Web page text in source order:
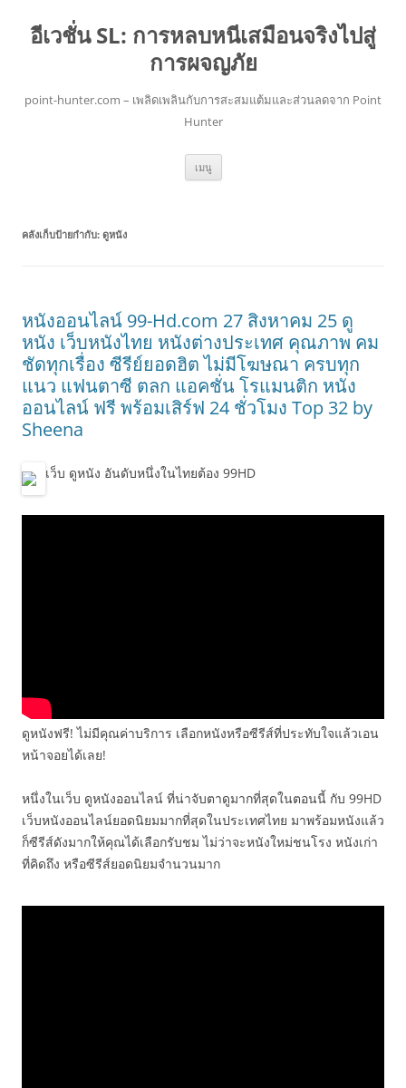
อีเวชั่น SL: การหลบหนีเสมือนจริงไปสู่
การผจญภัย
point-hunter.com – เพลิดเพลินกับการสะสมแต้มและส่วนลดจาก Point
Hunter
เมนู ข้าม
ยัง
คลังเก็บป้ายกำกับ: ดูหนัง
หนังออนไลน์ 99-Hd.com 27 สิงหาคม 25 ดู
หนัง เว็บหนังไทย หนังต่างประเทศ คุณภาพ คม
ชัดทุกเรื่อง ซีรีย์ยอดฮิต ไม่มีโฆษณา ครบทุก
แนว แฟนตาซี ตลก แอคชั่น โรแมนติก หนัง
ออนไลน์ ฟรี พร้อมเสิร์ฟ 24 ชั่วโมง Top 32 by
Sheena
เว็บ ดูหนัง อันดับหนึ่งในไทยต้อง 99HD
ดูหนังฟรี! ไม่มีคุณค่าบริการ เลือกหนังหรือซีรีส์ที่ประทับใจแล้วเอน
หน้าจอยได้เลย!
หนึ่งในเว็บ ดูหนังออนไลน์ ที่น่าจับตาดูมากที่สุดในตอนนี้ กับ 99HD
เว็บหนังออนไลน์ยอดนิยมมากที่สุดในประเทศไทย มาพร้อมหนังแล้ว
ก็ซีรีส์ดังมากให้คุณได้เลือกรับชม ไม่ว่าจะหนังใหม่ชนโรง หนังเก่า
ที่คิดถึง หรือซีรีส์ยอดนิยมจำนวนมาก